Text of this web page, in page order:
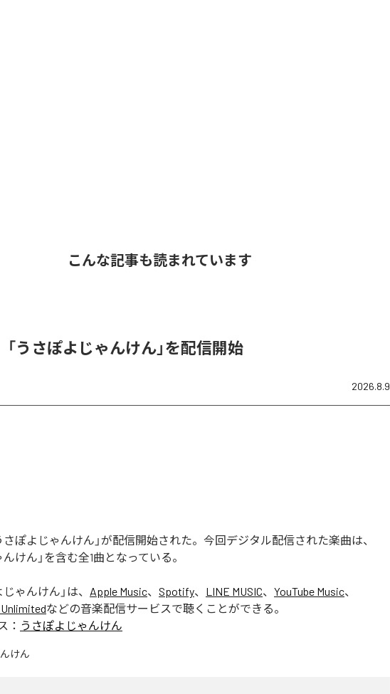
こんな記事も読まれています
うさぽよじゃんけん」を配信開始
2026.8.9
さぽよじゃんけん」が配信開始された。今回デジタル配信された楽曲は、
けん」を含む全1曲となっている。
じゃんけん 」は、 Apple Music、 Spotify、 LINE MUSIC、 YouTube Music、
などの音楽配信サービスで聴くことができる。
： うさぽよじゃんけん